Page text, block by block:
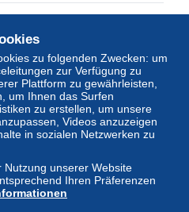
zu folgenden Zwecken: um
zur Verfügung zu
Plattform zu gewährleisten,
um Ihnen das Surfen
zu erstellen, um unsere
Videos anzuzeigen
in sozialen Netzwerken zu
Nutzung unserer Website
Ihren Präferenzen